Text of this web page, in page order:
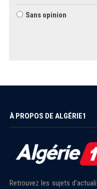
Sans opinion
À PROPOS DE ALGÉRIE1
Retrouvez les sujets